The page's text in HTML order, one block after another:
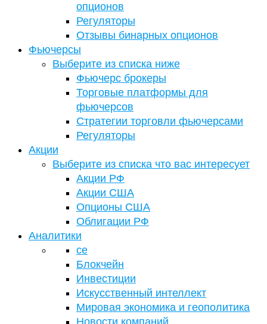
опционов
Регуляторы
Отзывы бинарных опционов
Фьючерсы
Выберите из списка ниже
Фьючерс брокеры
Торговые платформы для
фьючерсов
Стратегии торговли фьючерсами
Регуляторы
Акции
Выберите из списка что вас интересует
Акции РФ
Акции США
Опционы США
Облигации РФ
Аналитики
се
Блокчейн
Инвестиции
Искусственный интеллект
Мировая экономика и геополитика